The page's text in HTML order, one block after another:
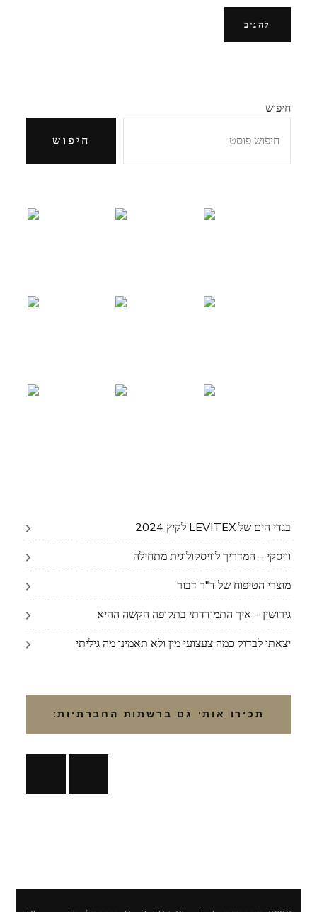
חיפוש
חיפוש
בגדי הים של LEVITEX לקיץ 2024
וויסקי – המדריך לוויסקולוגית מתחילה
מוצרי הטיפוח של ד"ר דבור
גירושין – איך התמודדתי בתקופה הקשה ההיא
יצאתי לבדוק כמה צעצועי מין ולא תאמינו מה גיליתי
תכירו אותי גם ברשתות החברתיות: